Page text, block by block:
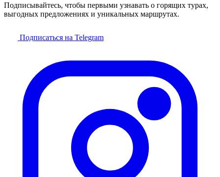
Подписывайтесь, чтобы первыми узнавать о горящих турах,
выгодных предложениях и уникальных маршрутах.
Подписаться на Telegram